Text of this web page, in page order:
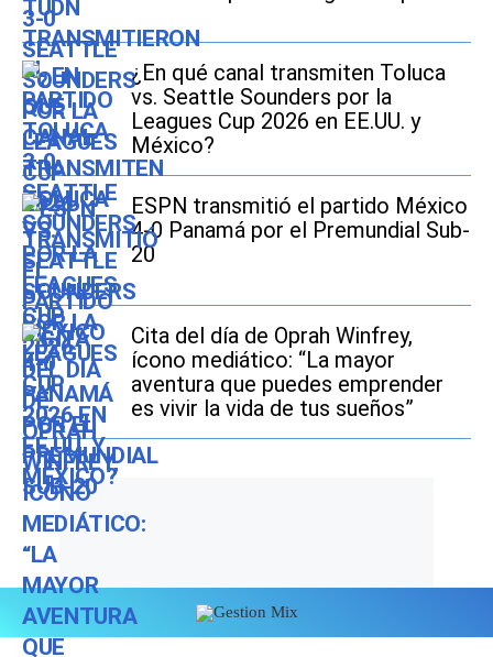
¿En qué canal transmiten Toluca
vs. Seattle Sounders por la
Leagues Cup 2026 en EE.UU. y
México?
ESPN transmitió el partido México
4-0 Panamá por el Premundial Sub-
20
Cita del día de Oprah Winfrey,
ícono mediático: “La mayor
aventura que puedes emprender
es vivir la vida de tus sueños”